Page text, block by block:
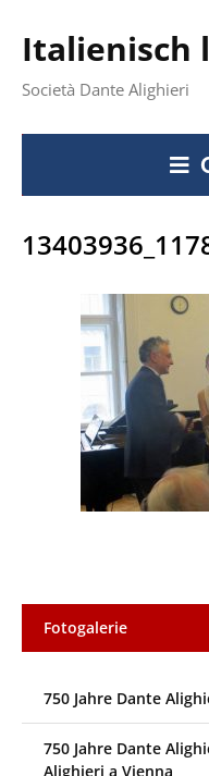
Italienisch
Società Dante Alighieri
Fotogalerie
750 Jahre Dante
750 Jahre Dante
Alighieri a Vienna